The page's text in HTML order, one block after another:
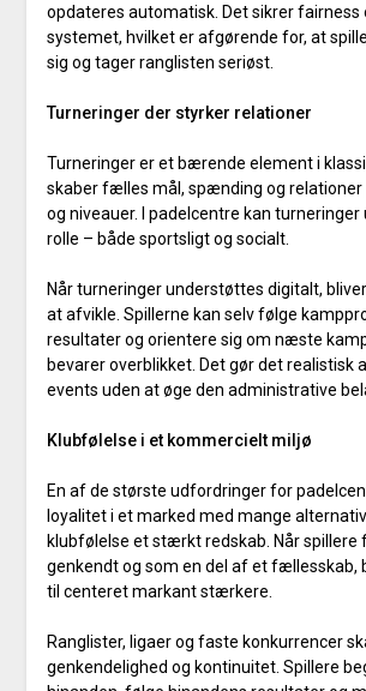
opdateres automatisk. Det sikrer fairness
systemet, hvilket er afgørende for, at
sig og tager ranglisten seriøst.
Turneringer der styrker relationer
Turneringer er et bærende element i
skaber fælles mål, spænding og
og niveauer. I padelcentre kan
rolle – både sportsligt og socialt.
Når turneringer understøttes digitalt,
at afvikle. Spillerne kan selv følge
resultater og orientere sig om næste
bevarer overblikket. Det gør det realistisk
events uden at øge den administrative
Klubfølelse i et kommercielt miljø
En af de største udfordringer for
loyalitet i et marked med mange
klubfølelse et stærkt redskab. Når spillere
genkendt og som en del af et fællesskab,
til centeret markant stærkere.
Ranglister, ligaer og faste konkurrencer
genkendelighed og kontinuitet. Spillere